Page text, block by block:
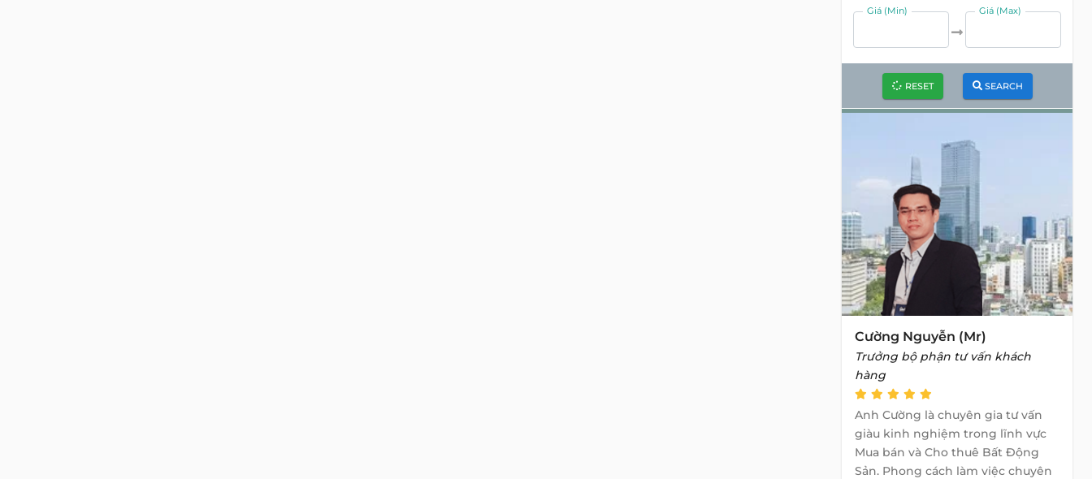
Giá (Min) Giá (Max)
RESET SEARCH
Cường Nguyễn (Mr)
Trưởng bộ phận tư vấn khách
hàng
Anh Cường là chuyên gia tư vấn
giàu kinh nghiệm trong lĩnh vực
Mua bán và Cho thuê Bất Động
Sản. Phong cách làm việc chuyên